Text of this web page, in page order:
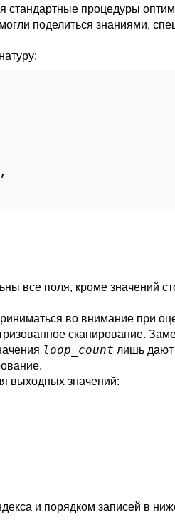
процедуры
поделиться знаниями,
все поля, кроме значений
во внимание при
сканирование.
loop_count лишь дают
выходных значений:
и порядком записей в